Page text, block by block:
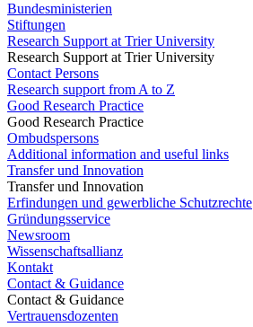
Bundesministerien
Stiftungen
Research Support at Trier University
Research Support at Trier University
Contact Persons
Research support from A to Z
Good Research Practice
Good Research Practice
Ombudspersons
Additional information and useful links
Transfer und Innovation
Transfer und Innovation
Erfindungen und gewerbliche Schutzrechte
Gründungsservice
Newsroom
Wissenschaftsallianz
Kontakt
Contact & Guidance
Contact & Guidance
Vertrauensdozenten